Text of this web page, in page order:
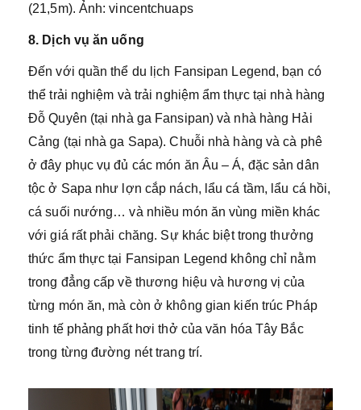
(21,5m). Ảnh: vincentchuaps
8. Dịch vụ ăn uống
Đến với quần thể du lịch Fansipan Legend, bạn có
thể trải nghiệm và trải nghiệm ẩm thực tại nhà hàng
Đỗ Quyên (tại nhà ga Fansipan) và nhà hàng Hải
Cảng (tại nhà ga Sapa). Chuỗi nhà hàng và cà phê
ở đây phục vụ đủ các món ăn Âu – Á, đặc sản dân
tộc ở Sapa như lợn cắp nách, lẩu cá tầm, lẩu cá hồi,
cá suối nướng… và nhiều món ăn vùng miền khác
với giá rất phải chăng. Sự khác biệt trong thưởng
thức ẩm thực tại Fansipan Legend không chỉ nằm
trong đẳng cấp về thương hiệu và hương vị của
từng món ăn, mà còn ở không gian kiến trúc Pháp
tinh tế phảng phất hơi thở của văn hóa Tây Bắc
trong từng đường nét trang trí.